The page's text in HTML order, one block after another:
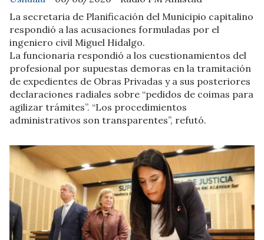
La secretaria de Planificación del Municipio capitalino
respondió a las acusaciones formuladas por el
ingeniero civil Miguel Hidalgo.
La funcionaria respondió a los cuestionamientos del
profesional por supuestas demoras en la tramitación
de expedientes de Obras Privadas y a sus posteriores
declaraciones radiales sobre “pedidos de coimas para
agilizar trámites”. “Los procedimientos
administrativos son transparentes”, refutó.